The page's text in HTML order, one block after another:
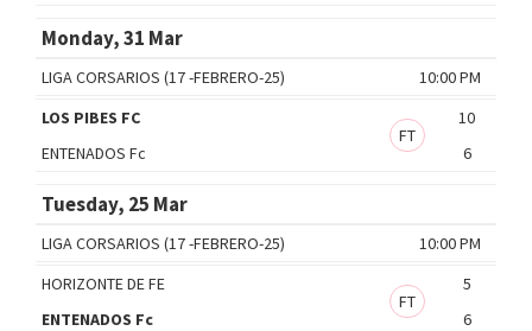
Monday, 31 Mar
10:00 PM
LIGA CORSARIOS (17 -FEBRERO-25)
LOS PIBES FC
10
FT
ENTENADOS Fc
6
Tuesday, 25 Mar
10:00 PM
LIGA CORSARIOS (17 -FEBRERO-25)
HORIZONTE DE FE
5
FT
ENTENADOS Fc
6